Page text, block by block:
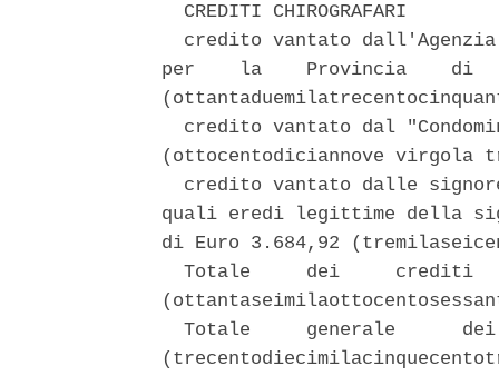
  CREDITI CHIROGRAFARI
credito vantato
per    la    Provincia    di
credito vantato dal
(ottocentodiciannove
credito vantato dalle
quali eredi legittime della
di Euro 3.684,92
Totale     dei     crediti
Totale     generale